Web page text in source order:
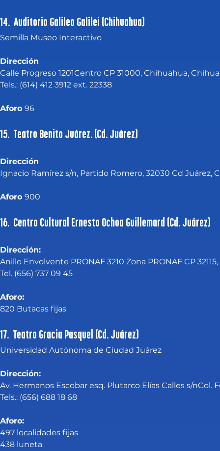
14. Auditorio Galileo Galilei (Chihuahua)
Semilla Museo Interactivo
Dirección
Calle Progreso 1201Centro CP 31000, Chihuahua,
Tels.: (614) 412 3912 ext. 22338
Aforo 96
15. Teatro Benito Juárez. (Cd. Juárez)
Dirección
Ignacio Ramírez s/n, Partido Romero, 32030 Cd Juárez,
Aforo 900
16. Centro Cultural Ernesto Ochoa Guillemard (Cd. Juárez)
Dirección:
Anillo Envolvente PRONAF 3210 Zona PRONAF CP
Tel. (656) 737 09 45
Aforo:
820 Butacas fijas
17. Teatro Gracia Pasquel (Cd. Juárez)
Universidad Autónoma de Ciudad Juárez
Dirección:
Av. Hermanos Escobar esq. Plutarco Elías Calles s/nCol.
Tels.: (656) 688 18 68
Aforo:
497 localidades fijas
438 luneta